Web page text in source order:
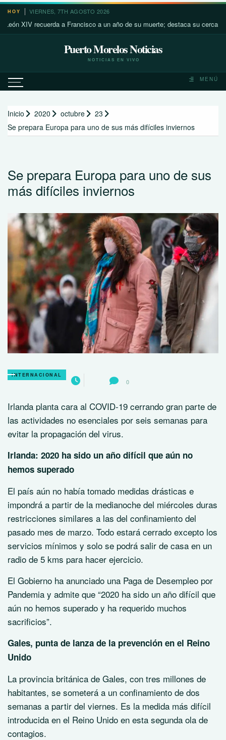
Saltar
contenido
HOY VIERNES, 7TH AGOSTO 2026
recuerda a Francisco a un año de su muerte; destaca su cercanía con
Puerto Morelos Noticias
NOTICIAS EN VIVO
MENÚ
Inicio 2020 octubre
23
Se prepara Europa para uno de sus más difíciles inviernos
Se prepara Europa para uno de sus
más difíciles inviernos
INTERNACIONAL
0
Irlanda planta cara al COVID-19 cerrando gran parte de
las actividades no esenciales por seis semanas para
evitar la propagación del virus.
Irlanda: 2020 ha sido un año difícil que aún no
hemos superado
El país aún no había tomado medidas drásticas e
impondrá a partir de la medianoche del miércoles duras
restricciones similares a las del confinamiento del
pasado mes de marzo. Todo estará cerrado excepto los
servicios mínimos y solo se podrá salir de casa en un
radio de 5 kms para hacer ejercicio.
El Gobierno ha anunciado una Paga de Desempleo por
Pandemia y admite que “2020 ha sido un año difícil que
aún no hemos superado y ha requerido muchos
sacrificios”.
Gales, punta de lanza de la prevención en el Reino
Unido
La provincia británica de Gales, con tres millones de
habitantes, se someterá a un confinamiento de dos
semanas a partir del viernes. Es la medida más difícil
introducida en el Reino Unido en esta segunda ola de
contagios.